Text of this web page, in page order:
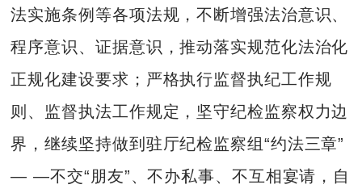
法实施条例等各项法规，不断增强法治意识、
程序意识、证据意识，推动落实规范化法治化
正规化建设要求；严格执行监督执纪工作规
则、监督执法工作规定，坚守纪检监察权力边
界，继续坚持做到驻厅纪检监察组“约法三章”
— —不交“朋友”、不办私事、不互相宴请，自